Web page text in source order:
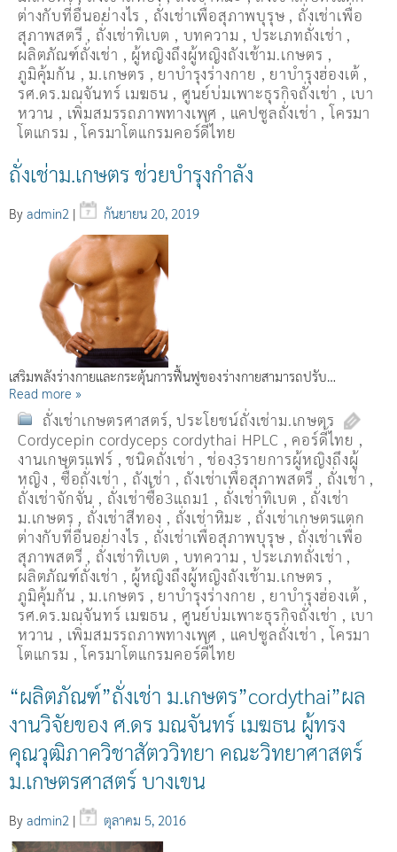
ต่างกับที่อื่นอย่างไร , ถั่งเช่าเพื่อสุภาพบุรุษ , ถั่งเช่าเพื่อ
สุภาพสตรี , ถั่่งเช่าทิเบต , บทความ , ประเภทถั่งเช่า ,
ผลิตภัณฑ์ถั่งเช่า , ผู้หญิงถึงผู้หญิงถังเช้าม.เกษตร ,
ภูมิคุ้มกัน ,ม.เกษตร , ยาบำรุงร่างกาย , ยาบำรุงฮ่องเต้ ,
รศ.ดร.มณจันทร์ เมฆธน , ศูนย์บ่มเพาะธุรกิจถั่งเช่า , เบา
หวาน , เพิ่มสมรรถภาพทางเพศ , แคปซูลถั่งเช่า ,โครมา
โตแกรม ,โครมาโตแกรมคอร์ดี้ไทย
ถั่งเช่าม.เกษตร ช่วยบำรุงกำลัง
By admin2 | กันยายน 20, 2019
เสริมพลังร่างกายและกระตุ้นการฟื้นฟูของร่างกายสามารถปรับ…
Read more »
ถั่งเช่าเกษตรศาสตร์,ประโยชน์ถั่งเช่าม.เกษตร
Cordycepin cordyceps cordythai HPLC , คอร์ดี้ไทย ,
งานเกษตรแฟร์ ,ชนิดถั่งเช่า ,ช่อง3รายการผู้หญิงถึงผู้
หญิง , ซื้อถั่งเช่า , ถังเช่า , ถังเช่าเพื่อสุภาพสตรี , ถั่งเช่า ,
ถั่งเช่าจักจั่น , ถั่งเช่าซื้อ3แถม1 , ถั่งเช่าทิเบต , ถั่งเช่า
ม.เกษตร , ถั่งเช่าสีทอง , ถั่งเช่าหิมะ , ถั่งเช่าเกษตรแตก
ต่างกับที่อื่นอย่างไร , ถั่งเช่าเพื่อสุภาพบุรุษ , ถั่งเช่าเพื่อ
สุภาพสตรี , ถั่่งเช่าทิเบต , บทความ , ประเภทถั่งเช่า ,
ผลิตภัณฑ์ถั่งเช่า , ผู้หญิงถึงผู้หญิงถังเช้าม.เกษตร ,
ภูมิคุ้มกัน ,ม.เกษตร , ยาบำรุงร่างกาย , ยาบำรุงฮ่องเต้ ,
รศ.ดร.มณจันทร์ เมฆธน , ศูนย์บ่มเพาะธุรกิจถั่งเช่า , เบา
หวาน , เพิ่มสมรรถภาพทางเพศ , แคปซูลถั่งเช่า ,โครมา
โตแกรม ,โครมาโตแกรมคอร์ดี้ไทย
“ผลิตภัณฑ์”ถั่งเช่า ม.เกษตร”cordythai”ผล
งานวิจัยของ ศ.ดร มณจันทร์ เมฆธน ผู้ทรง
คุณวุฒิภาควิชาสัตววิทยา คณะวิทยาศาสตร์
ม.เกษตรศาสตร์ บางเขน
By admin2 | ตุลาคม 5, 2016